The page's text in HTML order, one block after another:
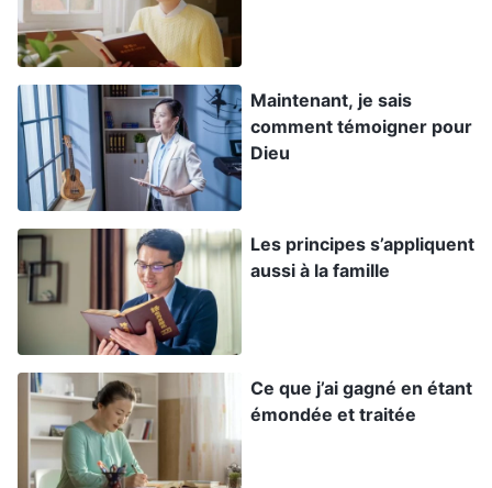
d’autre le fasse. Est-ce la manifestation d’une
personne honnête ? Clairement, non. Alors,
comment doit se comporter une personne
honnête ? Elle doit se soumettre aux
arrangements de Dieu, être dévouée au devoir
qu’elle est censée accomplir et s’efforcer de
satisfaire la volonté de Dieu. Cela se manifeste
de plusieurs manières. D’une part, tu dois
accepter ton devoir avec un cœur honnête, ne
pas considérer tes intérêts charnels, ne pas
propre profit. Ce sont les manifestations de
l’honnêteté. Une autre manifestation consiste à
accomplir ton devoir correctement, de tout ton
Maintenant, je sais
comment témoigner pour
Dieu
Les principes s’appliquent
aussi à la famille
Ce que j’ai gagné en étant
émondée et traitée